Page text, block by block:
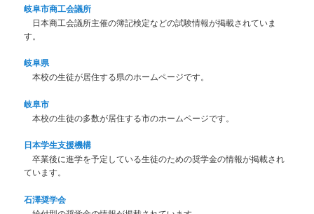
岐阜市商工会議所
日本商工会議所主催の簿記検定などの試験情報が掲載されていま
す。
岐阜県
本校の生徒が居住する県のホームページです。
岐阜市
本校の生徒の多数が居住する市のホームページです。
日本学生支援機構
卒業後に進学を予定している生徒のための奨学金の情報が掲載され
ています。
石澤奨学会